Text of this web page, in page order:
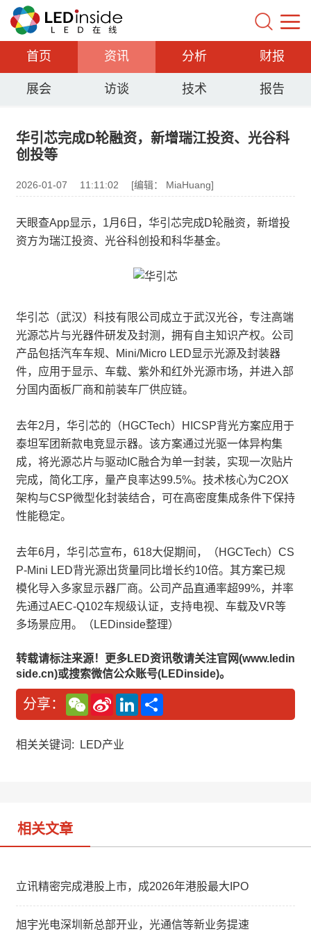
首页 资讯 分析 财报
展会 访谈 技术 报告
华引芯完成D轮融资，新增瑞江投资、光谷科
创投等
2026-01-07 11:11:02 [编辑： MiaHuang]
天眼查App显示，1月6日，华引芯完成D轮融资，新增投
资方为瑞江投资、光谷科创投和科华基金。
华引芯（武汉）科技有限公司成立于武汉光谷，专注高端
光源芯片与光器件研发及封测，拥有自主知识产权。公司
产品包括汽车车规、Mini/Micro LED显示光源及封装器
件，应用于显示、车载、紫外和红外光源市场，并进入部
分国内面板厂商和前装车厂供应链。
去年2月，华引芯的（HGCTech）HICSP背光方案应用于
泰坦军团新款电竞显示器。该方案通过光驱一体异构集
成，将光源芯片与驱动IC融合为单一封装，实现一次贴片
完成，简化工序，量产良率达99.5%。技术核心为C2OX
架构与CSP微型化封装结合，可在高密度集成条件下保持
性能稳定。
去年6月，华引芯宣布，618大促期间，（HGCTech）CS
P-Mini LED背光源出货量同比增长约10倍。其方案已规
模化导入多家显示器厂商。公司产品直通率超99%，并率
先通过AEC-Q102车规级认证，支持电视、车载及VR等
多场景应用。（LEDinside整理）
转载请标注来源！更多LED资讯敬请关注官网(www.ledin
side.cn)或搜索微信公众账号(LEDinside)。
分享：
W
e
C
a
S
n
W
L
n
相关关键词: LED产业
相关文章
立讯精密完成港股上市，成2026年港股最大IPO
旭宇光电深圳新总部开业，光通信等新业务提速